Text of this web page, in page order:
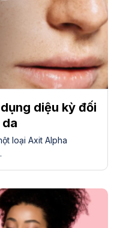
diệu kỳ đối
loại Axit Alpha